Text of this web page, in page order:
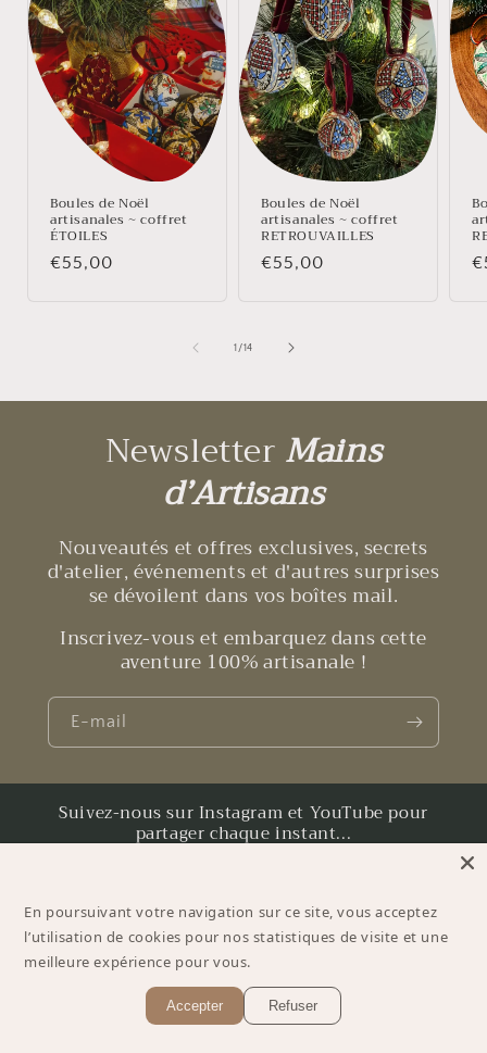
Boules de Noël
artisanales ~ coffret
ÉTOILES
Prix
€55,00
Boules de Noël
artisanales ~ coffret
RETROUVAILLES
Prix
€55,00
1 /de
14
NewsletterMains
d’Artisans
Nouveautés et offres exclusives, secrets
d'atelier, événements et d'autres surprises
se dévoilent dans vos boîtes mail.
Inscrivez-vous et embarquez dans cette
aventure 100% artisanale !
E-mail
Suivez-nous sur Instagram et YouTube pour
partager chaque instant...
InstagramYouTube
En poursuivant votre navigation sur ce site, vous acceptez
l’utilisation de cookies pour nos statistiques de visite et une
meilleure expérience pour vous.
Accepter Refuser